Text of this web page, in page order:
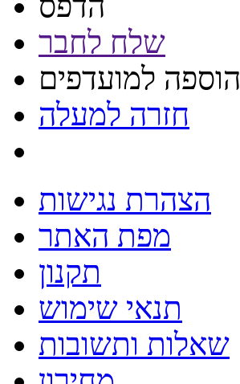
שלח לחבר
הוספה למועדפים
חזרה למעלה
הצהרת נגישות
מפת האתר
תקנון
תנאי שימוש
שאלות ותשובות